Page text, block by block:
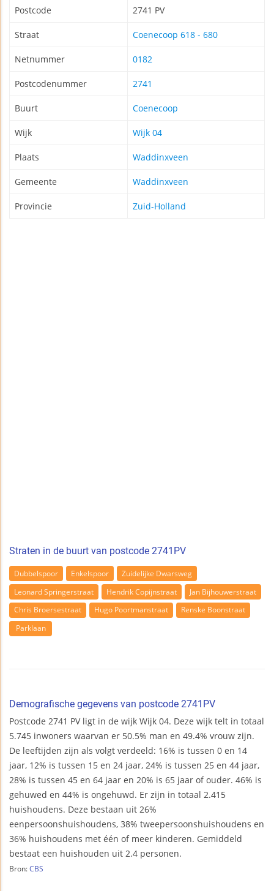
Postcode 2741 PV
Straat Coenecoop 618 - 680
Netnummer 0182
Postcodenummer 2741
Buurt Coenecoop
Wijk Wijk 04
Plaats Waddinxveen
Gemeente Waddinxveen
Provincie Zuid-Holland
Straten in de buurt van postcode 2741PV
Dubbelspoor Enkelspoor
Zuidelijke Dwarsweg
Leonard Springerstraat
Hendrik Copijnstraat
Jan Bijhouwerstraat
Chris Broersestraat
Hugo Poortmanstraat
Renske Boonstraat
Parklaan
Demografische gegevens van postcode 2741PV
Postcode 2741 PV ligt in de wijk Wijk 04. Deze wijk telt in totaal
5.745 inwoners waarvan er 50.5% man en 49.4% vrouw zijn.
De leeftijden zijn als volgt verdeeld: 16% is tussen 0 en 14
jaar, 12% is tussen 15 en 24 jaar, 24% is tussen 25 en 44 jaar,
28% is tussen 45 en 64 jaar en 20% is 65 jaar of ouder. 46% is
gehuwed en 44% is ongehuwd. Er zijn in totaal 2.415
huishoudens. Deze bestaan uit 26%
eenpersoonshuishoudens, 38% tweepersoonshuishoudens en
36% huishoudens met één of meer kinderen. Gemiddeld
bestaat een huishouden uit 2.4 personen.
Bron: CBS